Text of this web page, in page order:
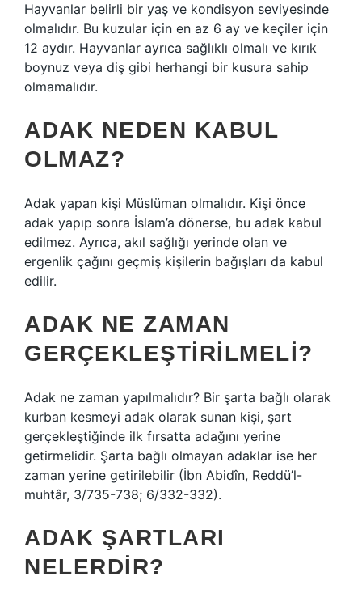
Hayvanlar belirli bir yaş ve kondisyon seviyesinde
olmalıdır. Bu kuzular için en az 6 ay ve keçiler için
12 aydır. Hayvanlar ayrıca sağlıklı olmalı ve kırık
boynuz veya diş gibi herhangi bir kusura sahip
olmamalıdır.
ADAK NEDEN KABUL
OLMAZ?
Adak yapan kişi Müslüman olmalıdır. Kişi önce
adak yapıp sonra İslam’a dönerse, bu adak kabul
edilmez. Ayrıca, akıl sağlığı yerinde olan ve
ergenlik çağını geçmiş kişilerin bağışları da kabul
edilir.
ADAK NE ZAMAN
GERÇEKLEŞTIRILMELI?
Adak ne zaman yapılmalıdır? Bir şarta bağlı olarak
kurban kesmeyi adak olarak sunan kişi, şart
gerçekleştiğinde ilk fırsatta adağını yerine
getirmelidir. Şarta bağlı olmayan adaklar ise her
zaman yerine getirilebilir (İbn Abidîn, Reddü’l-
muhtâr, 3/735-738; 6/332-332).
ADAK ŞARTLARI
NELERDIR?